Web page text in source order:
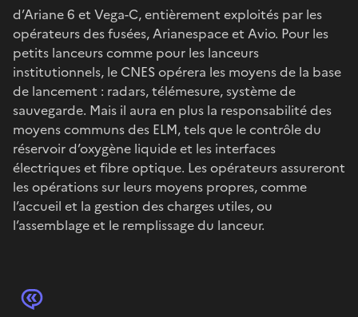
d’Ariane 6 et Vega-C, entièrement exploités par les
opérateurs des fusées, Arianespace et Avio. Pour les
petits lanceurs comme pour les lanceurs
institutionnels, le CNES opérera les moyens de la base
de lancement : radars, télémesure, système de
sauvegarde. Mais il aura en plus la responsabilité des
moyens communs des ELM, tels que le contrôle du
réservoir d’oxygène liquide et les interfaces
électriques et fibre optique. Les opérateurs assureront
les opérations sur leurs moyens propres, comme
l’accueil et la gestion des charges utiles, ou
l’assemblage et le remplissage du lanceur.